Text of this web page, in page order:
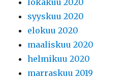
syyskuu 2020
elokuu 2020
maaliskuu 2020
helmikuu 2020
marraskuu 2019